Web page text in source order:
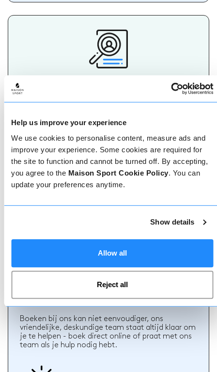
Help us improve your experience
We use cookies to personalise content, measure ads and
improve your experience. Some cookies are required for
the site to function and cannot be turned off. By accepting,
you agree to the Maison Sport Cookie Policy. You can
update your preferences anytime.
Show details
Allow all
Reject all
De beste herinneringen aan een skivakantie worden
op de pistes gemaakt, dus het is belangrijk om de
vandaag nog jouw skileraar.
Meer dan 90% van onze reviews zijn 5 sterren. Lees
juiste leraar te kiezen. Boek lessen met een van
onze leraren voor een 5-sterrenervaring.
Boeken
Boeken bij ons kan niet eenvoudiger, ons
vriendelijke, deskundige team staat altijd klaar om
je te helpen - boek direct online of praat met ons
team als je hulp nodig hebt.